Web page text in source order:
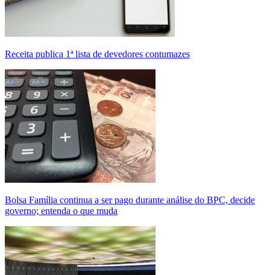
Receita publica 1ª lista de devedores contumazes
Bolsa Família continua a ser pago durante análise do BPC, decide
governo; entenda o que muda